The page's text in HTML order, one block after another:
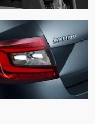
155 мм
1255 кг
568 л
Автомат